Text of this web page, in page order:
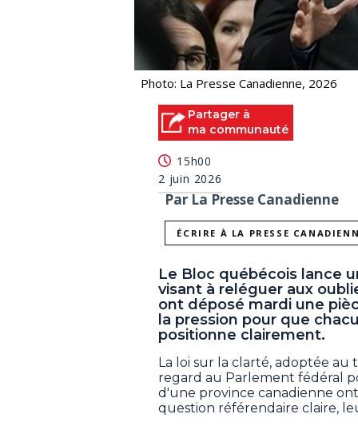
Photo: La Presse Canadienne, 2026
Partager à
ma communauté
15h00
2 juin 2026
Par La Presse Canadienne
ÉCRIRE À LA PRESSE
Le Bloc québécois lance
visant à reléguer aux
ont déposé mardi une
la pression pour que
positionne clairement.
La loi sur la clarté, adoptée
regard au Parlement fédéral
d'une province canadienne
question référendaire claire,